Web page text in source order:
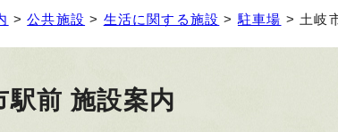
>公共施設 > 生活に関する施設 > 駐車場 > 土岐
駅前 施設案内